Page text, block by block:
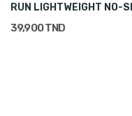
39,900 TND